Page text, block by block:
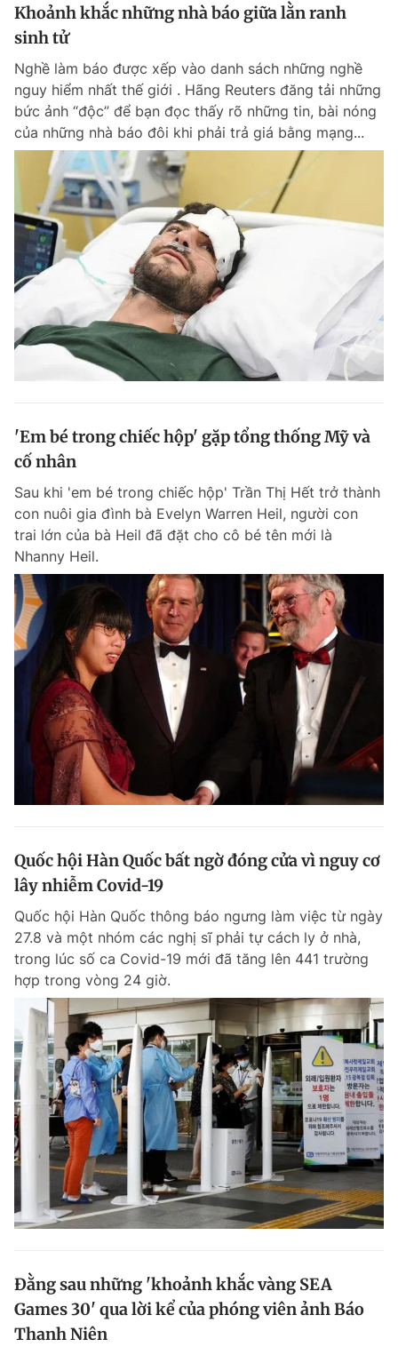
Khoảnh khắc những nhà báo giữa lằn ranh
sinh tử
Nghề làm báo được xếp vào danh sách những nghề
nguy hiểm nhất thế giới . Hãng Reuters đăng tải những
bức ảnh “độc” để bạn đọc thấy rõ những tin, bài nóng
của những nhà báo đôi khi phải trả giá bằng mạng...
'Em bé trong chiếc hộp' gặp tổng thống Mỹ và
cố nhân
Sau khi 'em bé trong chiếc hộp' Trần Thị Hết trở thành
con nuôi gia đình bà Evelyn Warren Heil, người con
trai lớn của bà Heil đã đặt cho cô bé tên mới là
Nhanny Heil.
Quốc hội Hàn Quốc bất ngờ đóng cửa vì nguy cơ
lây nhiễm Covid-19
Quốc hội Hàn Quốc thông báo ngưng làm việc từ ngày
27.8 và một nhóm các nghị sĩ phải tự cách ly ở nhà,
trong lúc số ca Covid-19 mới đã tăng lên 441 trường
hợp trong vòng 24 giờ.
Đằng sau những 'khoảnh khắc vàng SEA
Games 30' qua lời kể của phóng viên ảnh Báo
Thanh Niên